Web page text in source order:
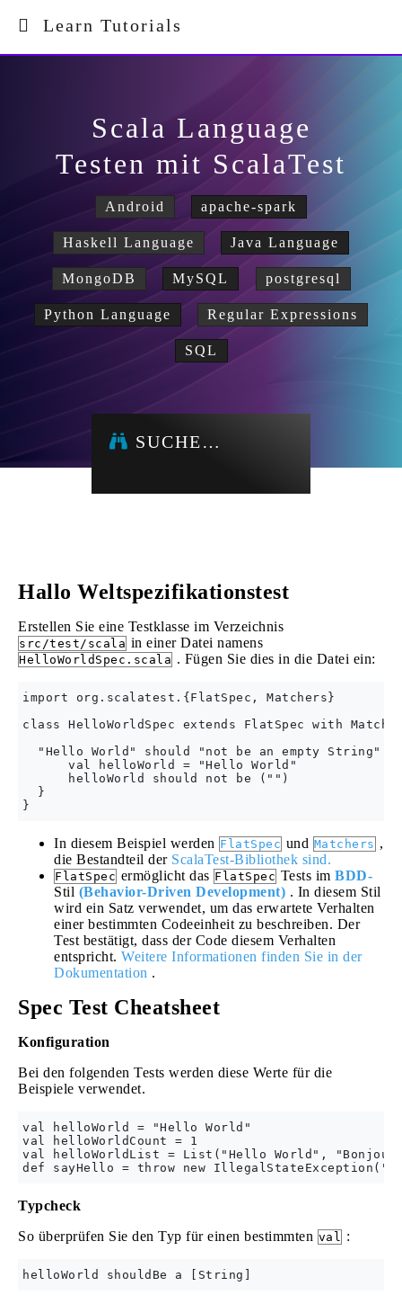
Learn Tutorials
Scala Language
Testen mit ScalaTest
Android apache-spark
Haskell Language Java Language
MongoDB MySQL postgresql
Python Language Regular Expressions
SQL
SUCHE…
Hallo Weltspezifikationstest
Erstellen Sie eine Testklasse im Verzeichnis
src/test/scala in einer Datei namens
HelloWorldSpec.scala . Fügen Sie dies in die Datei ein:
import org.scalatest.{FlatSpec, Matchers}
class HelloWorldSpec extends FlatSpec with
"Hello World" should "not be an empty String"
      val helloWorld = "Hello World"
      helloWorld should not be ("")
  }
In diesem Beispiel werden FlatSpec und Matchers ,
die Bestandteil der ScalaTest-Bibliothek sind.
FlatSpec ermöglicht das FlatSpec Tests im BDD-
Stil (Behavior-Driven Development) . In diesem Stil
wird ein Satz verwendet, um das erwartete Verhalten
einer bestimmten Codeeinheit zu beschreiben. Der
Test bestätigt, dass der Code diesem Verhalten
entspricht. Weitere Informationen finden Sie in der
Dokumentation .
Spec Test Cheatsheet
Konfiguration
Bei den folgenden Tests werden diese Werte für die
Beispiele verwendet.
val helloWorld = "Hello World"
val helloWorldCount = 1
val helloWorldList = List("Hello World", "Bonjour
Typcheck
So überprüfen Sie den Typ für einen bestimmten val :